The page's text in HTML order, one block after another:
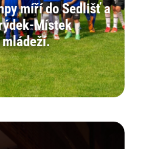
míří do Sedlišť a
Místek